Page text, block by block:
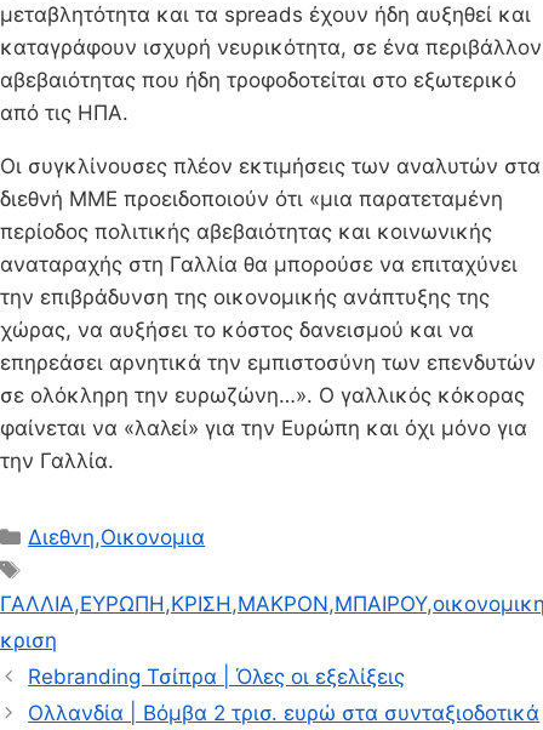
μεταβλητότητα και τα spreads έχουν ήδη αυξηθεί και
καταγράφουν ισχυρή νευρικότητα, σε ένα περιβάλλον
αβεβαιότητας που ήδη τροφοδοτείται στο εξωτερικό
από τις ΗΠΑ.
Οι συγκλίνουσες πλέον εκτιμήσεις των αναλυτών στα
διεθνή ΜΜΕ προειδοποιούν ότι «μια παρατεταμένη
περίοδος πολιτικής αβεβαιότητας και κοινωνικής
αναταραχής στη Γαλλία θα μπορούσε να επιταχύνει
την επιβράδυνση της οικονομικής ανάπτυξης της
χώρας, να αυξήσει το κόστος δανεισμού και να
επηρεάσει αρνητικά την εμπιστοσύνη των επενδυτών
σε ολόκληρη την ευρωζώνη…». Ο γαλλικός κόκορας
φαίνεται να «λαλεί» για την Ευρώπη και όχι μόνο για
την Γαλλία.
Κατηγορίες
Διεθνη,Οικονομια
ΓΑΛΛΙΑ,ΕΥΡΩΠΗ ,ΚΡΙΣΗ ,ΜΑΚΡΟΝ,ΜΠΑΙΡΟΥ,
κριση
Rebranding Τσίπρα | Όλες οι εξελίξεις
Ολλανδία | Βόμβα 2 τρισ. ευρώ στα συνταξιοδοτικά